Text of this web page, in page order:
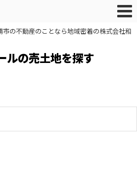
の不動産のことなら地域密着の株式会社和
ルの売土地を探す